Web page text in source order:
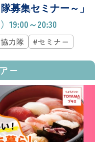
募集セミナー～」
19:00～20:30
力隊 #セミナー
ー